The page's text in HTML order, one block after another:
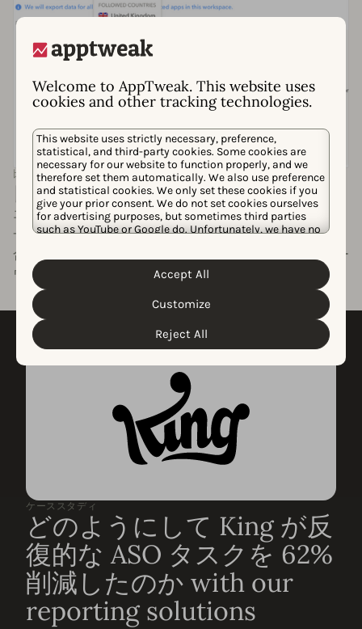
Welcome to AppTweak. This website uses
cookies and other tracking technologies.
This website uses strictly necessary, preference,
statistical, and third-party cookies. Some cookies are
necessary for our website to function properly, and we
therefore set them automatically. We also use preference
and statistical cookies. We only set these cookies if you
give your prior consent. We do not set cookies ourselves
for advertising purposes, but sometimes third parties
such as YouTube or Google do. Unfortunately, we have no
personal data and the different cookies we use, please
Cookie Policy&Privacy Policy
customize your cookie settings and preferences by
clicking the “Customize” button.
Reject All
Customize
Accept All
比類のない柔軟性
自動同期
エクスポートは、AppTweak アカウントのデータと完全に
一致します。 新しいアプリ、depending on context: 競
合・競合アプリ・競合他社、またはトラッキングするキー
ワードは、 コード不要で自動的に反映されます。
ケーススタディ
どのようにして King が反
復的な ASO タスクを 62%
削減したのか with our
reporting solutions